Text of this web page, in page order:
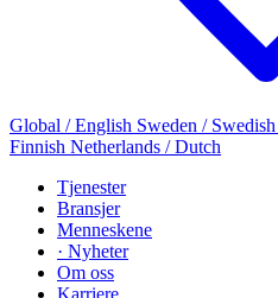
Global / English Sweden / Swedish
Finnish Netherlands / Dutch
Tjenester
Bransjer
Menneskene
· Nyheter
Om oss
Karriere